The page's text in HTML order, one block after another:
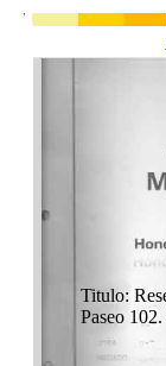
Titulo:
Paseo